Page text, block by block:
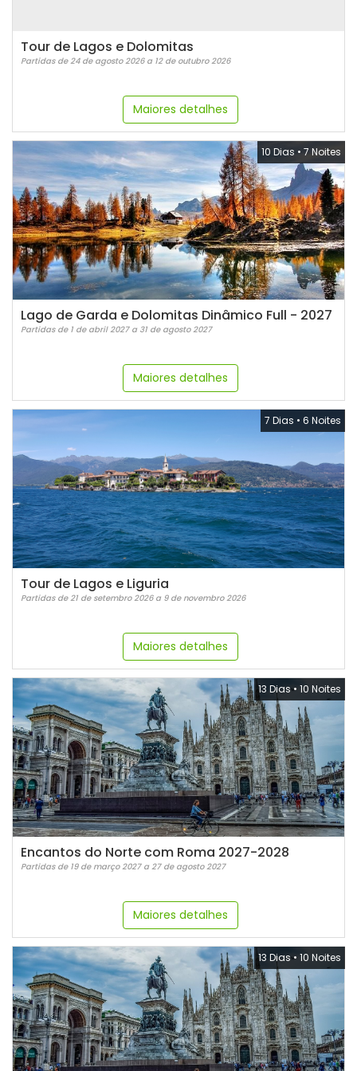
Tour de Lagos e Dolomitas
Partidas de 24 de agosto 2026 a 12 de outubro 2026
Maiores detalhes
10 Dias • 7 Noites
Lago de Garda e Dolomitas Dinâmico Full - 2027
Partidas de 1 de abril 2027 a 31 de agosto 2027
Maiores detalhes
7 Dias • 6 Noites
Tour de Lagos e Liguria
Partidas de 21 de setembro 2026 a 9 de novembro 2026
Maiores detalhes
13 Dias • 10 Noites
Encantos do Norte com Roma 2027-2028
Partidas de 19 de março 2027 a 27 de agosto 2027
Maiores detalhes
13 Dias • 10 Noites